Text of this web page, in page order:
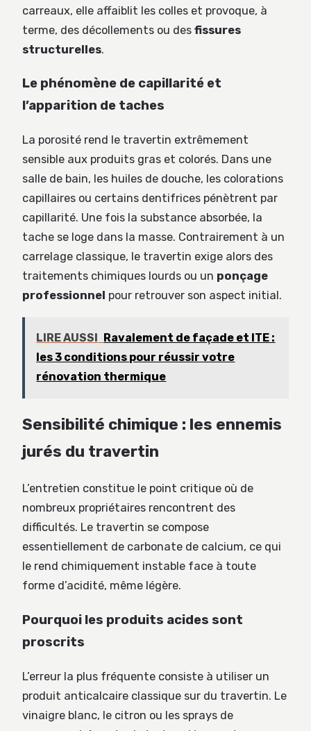
carreaux, elle affaiblit les colles et provoque, à
terme, des décollements ou des fissures
structurelles.
Le phénomène de capillarité et
l’apparition de taches
La porosité rend le travertin extrêmement
sensible aux produits gras et colorés. Dans une
salle de bain, les huiles de douche, les colorations
capillaires ou certains dentifrices pénètrent par
capillarité. Une fois la substance absorbée, la
tache se loge dans la masse. Contrairement à un
carrelage classique, le travertin exige alors des
traitements chimiques lourds ou un ponçage
professionnel pour retrouver son aspect initial.
LIRE AUSSI
Ravalement de façade et ITE :
les 3 conditions pour réussir votre
rénovation thermique
Sensibilité chimique : les ennemis
jurés du travertin
L’entretien constitue le point critique où de
nombreux propriétaires rencontrent des
difficultés. Le travertin se compose
essentiellement de carbonate de calcium, ce qui
le rend chimiquement instable face à toute
forme d’acidité, même légère.
Pourquoi les produits acides sont
proscrits
L’erreur la plus fréquente consiste à utiliser un
produit anticalcaire classique sur du travertin. Le
vinaigre blanc, le citron ou les sprays de